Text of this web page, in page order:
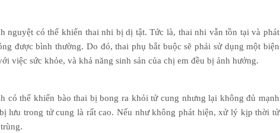
nguyệt có thể khiến thai nhi bị dị tật. Tức là, thai nhi vẫn tồn tại và phát
được bình thường. Do đó, thai phụ bắt buộc sẽ phải sử dụng một biện
việc sức khỏe, và khả năng sinh sản của chị em đều bị ảnh hưởng.
có thể khiến bào thai bị bong ra khỏi tử cung nhưng lại không đủ mạnh
lưu trong tử cung là rất cao. Nếu như không phát hiện, xử lý kịp thời tử